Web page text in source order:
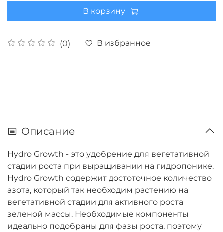
(0) В избранное
В корзину
Описание
Hydro Growth - это удобрение для вегетативной
стадии роста при выращивании на гидропонике.
Hydro Growth содержит достоточное количество
азота, который так необходим растению на
вегетативной стадии для активного роста
зеленой массы. Необходимые компоненты
идеально подобраны для фазы роста, поэтому